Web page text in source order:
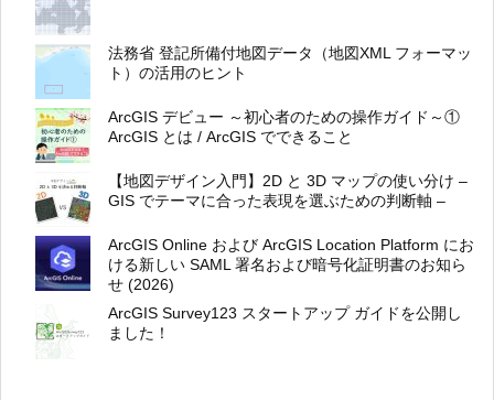
法務省 登記所備付地図データ（地図XML フォーマッ
ト）の活用のヒント
ArcGIS デビュー ～初心者のための操作ガイド～①
ArcGIS とは / ArcGIS でできること
【地図デザイン入門】2D と 3D マップの使い分け –
GIS でテーマに合った表現を選ぶための判断軸 –
ArcGIS Online および ArcGIS Location Platform にお
ける新しい SAML 署名および暗号化証明書のお知ら
せ (2026)
ArcGIS Survey123 スタートアップ ガイドを公開し
ました！